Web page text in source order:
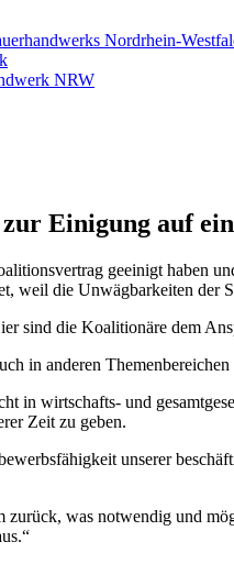
Nordrhein-
NRW
Einigung auf
geeinigt haben
weil die Unwägbarkeiten
sind die Koalitionäre dem
in anderen
in wirtschafts- und
Zeit zu geben.
unserer
was notwendig und